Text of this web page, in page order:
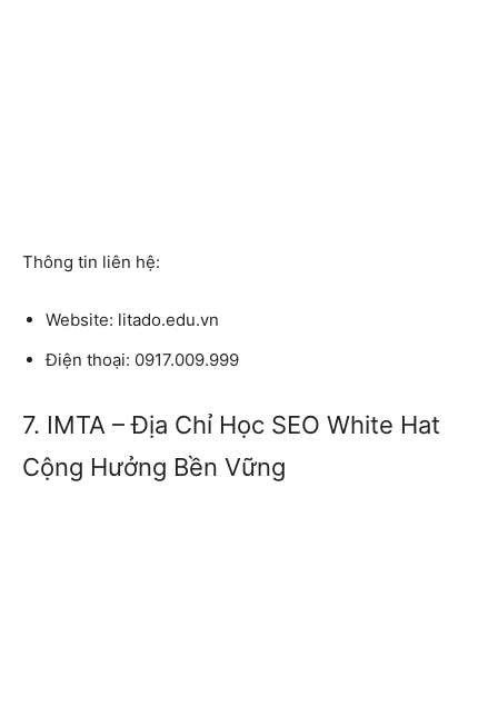
Thông tin liên hệ:
Website: litado.edu.vn
Điện thoại: 0917.009.999
7. IMTA – Địa Chỉ Học SEO White Hat
Cộng Hưởng Bền Vững